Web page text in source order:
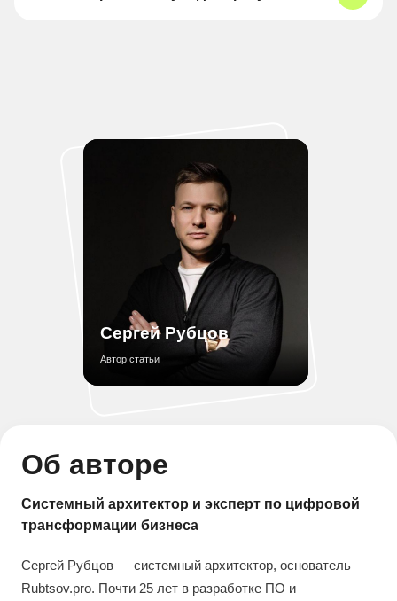
Сергей Рубцов
Автор статьи
Об авторе
Системный архитектор и эксперт по цифровой
трансформации бизнеса
Сергей Рубцов — системный архитектор, основатель
Rubtsov.pro. Почти 25 лет в разработке ПО и